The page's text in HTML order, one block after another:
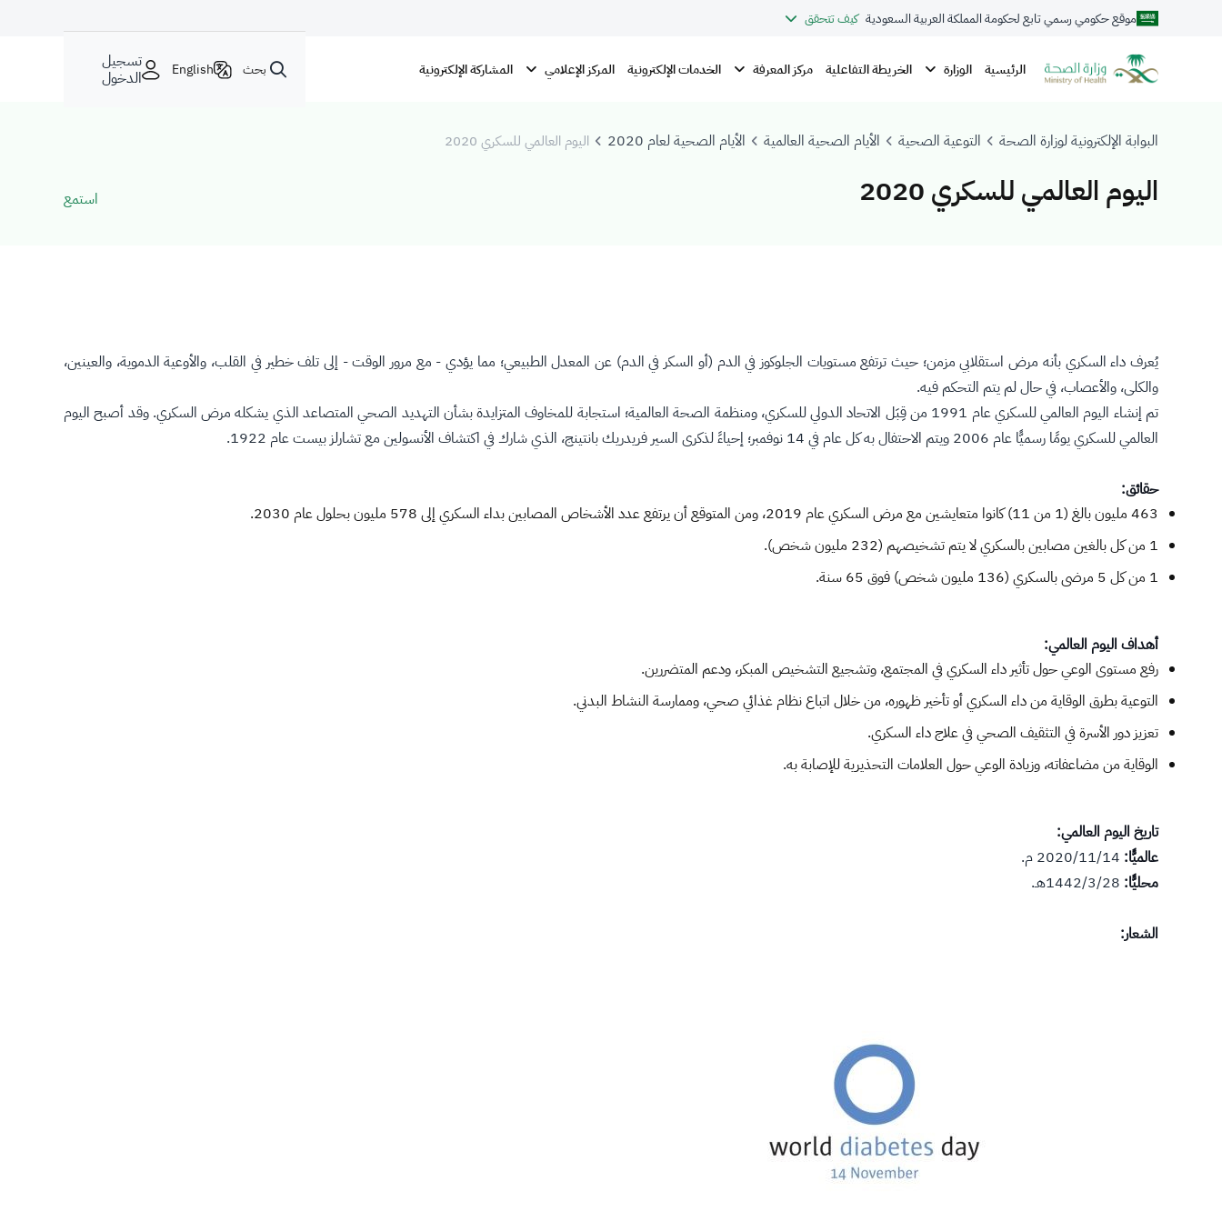
موقع حكومي رسمي تابع لحكومة المملكة العربية السعودية كيف تتحقق
الرئيسية الوزارة الخريطة التفاعلية مركز المعرفة الخدمات الإلكترونية المركز الإعلامي المشاركة الإلكترونية بحث English تسجيل
الدخول
البوابة الإلكترونية لوزارة الصحة التوعية الصحية الأيام الصحية العالمية الأيام الصحية لعام 2020 اليوم العالمي للسكري 2020
اليوم العالمي للسكري 2020 استمع
يُعرف داء السكري بأنه مرض استقلابي مزمن؛ حيث ترتفع مستويات الجلوكوز في الدم (أو السكر في الدم) عن المعدل الطبيعي؛ مما يؤدي - مع مرور الوقت - إلى تلف خطير في القلب، والأوعية الدموية، والعينين،
والكلى، والأعصاب، في حال لم يتم التحكم فيه.
تم إنشاء اليوم العالمي للسكري عام 1991 من قِبَل الاتحاد الدولي للسكري، ومنظمة الصحة العالمية؛ استجابة للمخاوف المتزايدة بشأن التهديد الصحي المتصاعد الذي يشكله مرض السكري. وقد أصبح اليوم
العالمي للسكري يومًا رسميًّا عام 2006 ويتم الاحتفال به كل عام في 14 نوفمبر؛ إحياءً لذكرى السير فريدريك بانتينج، الذي شارك في اكتشاف الأنسولين مع تشارلز بيست عام 1922.
حقائق:
​463 مليون بالغ (1 من 11) كانوا متعايشين مع مرض السكري عام 2019، ومن المتوقع أن يرتفع عدد الأشخاص المصابين بداء السكري إلى 578 مليون بحلول عام 2030.
1 من كل بالغين مصابين بالسكري لا يتم تشخيصهم (232 مليون شخص).
1 من كل 5 مرضى بالسكري (136 مليون شخص) فوق 65 سنة.
أهداف اليوم العالمي:
​رفع مستوى الوعي حول تأثير داء السكري في المجتمع، وتشجيع التشخيص المبكر، ودعم المتضررين.
التوعية بطرق الوقاية من داء السكري أو تأخير ظهوره، من خلال اتباع نظام غذائي صحي، وممارسة النشاط البدني.
تعزيز دور الأسرة في التثقيف الصحي في علاج داء السكري.
الوقاية من مضاعفاته، وزيادة الوعي حول العلامات التحذيرية للإصابة به.
تاريخ اليوم العالمي:
عالميًّا:
محليًّا: 1442/3/28هـ.
الشعار: